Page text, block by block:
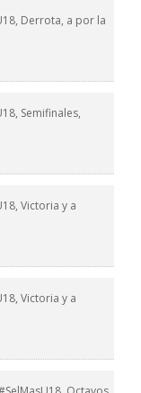
Derrota, a por la
Semifinales,
Victoria y a
Victoria y a